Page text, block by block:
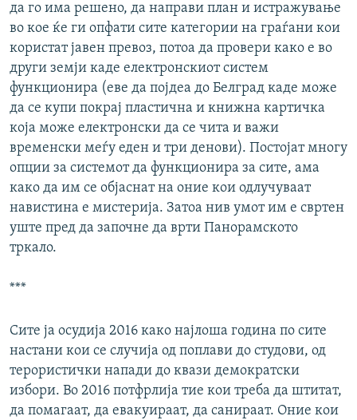
да го има решено, да направи план и истражување
во кое ќе ги опфати сите категории на граѓани кои
користат јавен превоз, потоа да провери како е во
други земји каде електронскиот систем
функционира (еве да појдеа до Белград каде може
да се купи покрај пластична и книжна картичка
која може електронски да се чита и важи
временски меѓу еден и три денови). Постојат многу
опции за системот да функционира за сите, ама
како да им се објаснат на оние кои одлучуваат
навистина е мистерија. Затоа нив умот им е свртен
уште пред да започне да врти Панорамското
тркало.
***
Сите ја осудија 2016 како најлоша година по сите
настани кои се случија од поплави до студови, од
терористички напади до квази демократски
избори. Во 2016 потфрлија тие кои треба да штитат,
да помагаат, да евакуираат, да санираат. Оние кои